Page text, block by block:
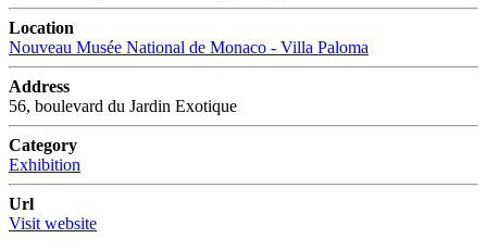
Location
Nouveau Musée National de Monaco - Villa Paloma
Address
56, boulevard du Jardin Exotique
Category
Exhibition
Url
Visit website